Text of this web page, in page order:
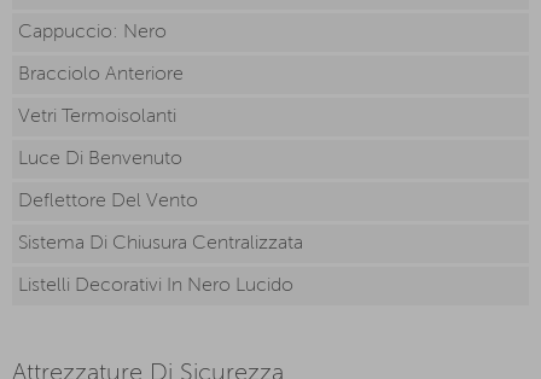
Cappuccio: Nero
Bracciolo Anteriore
Vetri Termoisolanti
Luce Di Benvenuto
Deflettore Del Vento
Sistema Di Chiusura Centralizzata
Listelli Decorativi In Nero Lucido